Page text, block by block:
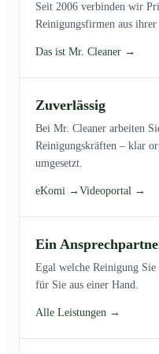
Seit 2006 verbinden wir
Reinigungsfirmen aus ihrer
Das ist Mr. Cleaner →
Zuverlässig
Bei Mr. Cleaner arbeiten
Reinigungskräften – klar
umgesetzt.
eKomi → Videoportal →
Ein
Egal welche Reinigung
für Sie aus einer Hand.
Alle Leistungen →